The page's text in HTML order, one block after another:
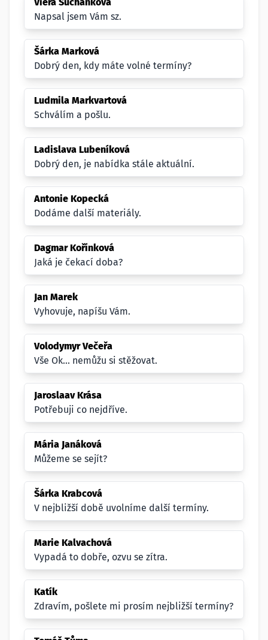
Napsal jsem Vám sz.
Šárka Marková
Dobrý den, kdy máte volné termíny?
Ludmila Markvartová
Schválím a pošlu.
Ladislava Lubeníková
Dobrý den, je nabídka stále aktuální.
Antonie Kopecká
Dodáme další materiály.
Dagmar Kořínková
Jaká je čekací doba?
Jan Marek
Vyhovuje, napíšu Vám.
Volodymyr Večeřa
Vše Ok... nemůžu si stěžovat.
Jaroslaav Krása
Potřebuji co nejdříve.
Mária Janáková
Můžeme se sejít?
Šárka Krabcová
V nejbližší době uvolníme další termíny.
Marie Kalvachová
Vypadá to dobře, ozvu se zítra.
Katík
Zdravím, pošlete mi prosím nejbližší termíny?